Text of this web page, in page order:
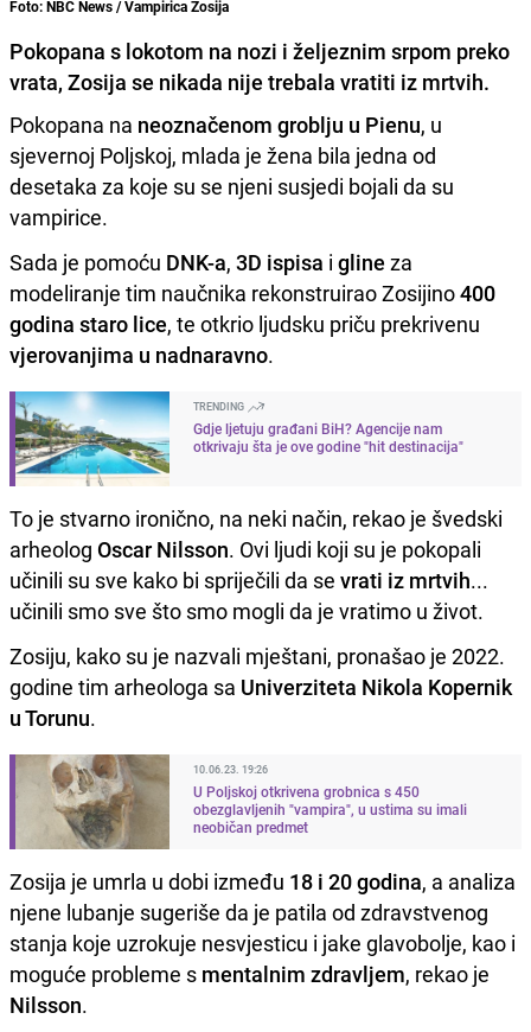
Foto: NBC News / Vampirica Zosija
Pokopana s lokotom na nozi i željeznim srpom preko
vrata, Zosija se nikada nije trebala vratiti iz mrtvih.
Pokopana na neoznačenom groblju u Pienu, u
sjevernoj Poljskoj, mlada je žena bila jedna od
desetaka za koje su se njeni susjedi bojali da su
vampirice.
Sada je pomoću DNK-a, 3D ispisa i gline za
modeliranje tim naučnika rekonstruirao Zosijino400
godina staro lice, te otkrio ljudsku priču prekrivenu
vjerovanjima u nadnaravno.
TRENDING
Gdje ljetuju građani BiH? Agencije nam
otkrivaju šta je ove godine "hit destinacija"
To je stvarno ironično, na neki način, rekao je švedski
arheolog Oscar Nilsson. Ovi ljudi koji su je pokopali
učinili su sve kako bi spriječili da se vrati iz mrtvih...
učinili smo sve što smo mogli da je vratimo u život.
Zosiju, kako su je nazvali mještani, pronašao je 2022.
godine tim arheologa sa Univerziteta Nikola Kopernik
u Torunu.
10.06.23. 19:26
U Poljskoj otkrivena grobnica s 450
obezglavljenih "vampira", u ustima su imali
neobičan predmet
Zosija je umrla u dobi između 18 i 20 godina, a analiza
njene lubanje sugeriše da je patila od zdravstvenog
stanja koje uzrokuje nesvjesticu i jake glavobolje, kao i
moguće probleme s mentalnim zdravljem, rekao je
Nilsson.